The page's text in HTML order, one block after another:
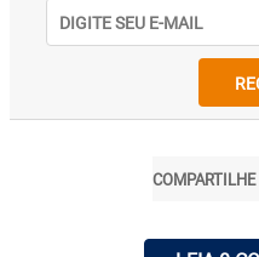
COMPARTILHE